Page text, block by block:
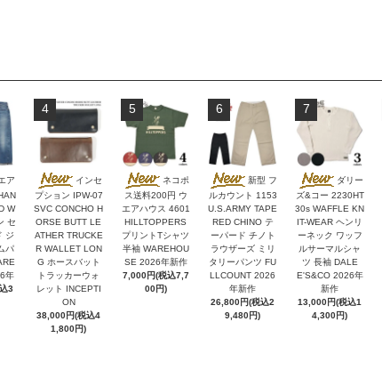
ア
W
セ
ジ
パ
年
3
4
インセ
プション IPW-07
SVC CONCHO H
ORSE BUTT LE
ATHER TRUCKE
R WALLET LON
G ホースバット
トラッカーウォ
レット INCEPTI
ON
38,000円(税込4
1,800円)
5
ネコポ
ス送料200円 ウ
エアハウス 4601
HILLTOPPERS
プリントTシャツ
半袖 WAREHOU
SE 2026年新作
7,000円(税込7,7
00円)
6
新型 フ
ルカウント 1153
U.S.ARMY TAPE
RED CHINO テ
ーパード チノト
ラウザーズ ミリ
タリーパンツ FU
LLCOUNT 2026
年新作
26,800円(税込2
9,480円)
7
ダリー
ズ&コー 2230HT
30s WAFFLE KN
IT-WEAR ヘンリ
ーネック ワッフ
ルサーマルシャ
ツ 長袖 DALE
E'S&CO 2026年
新作
13,000円(税込1
4,300円)